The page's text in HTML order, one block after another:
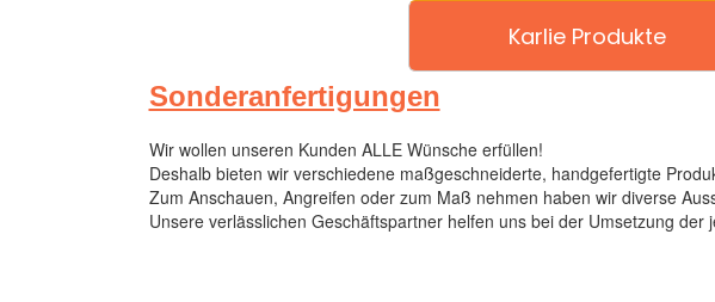
Karlie Produkte
Sonderanfertigungen
Wir wollen unseren Kunden ALLE Wünsche erfüllen!
Deshalb bieten wir verschiedene maßgeschneiderte, handgefertigte
Zum Anschauen, Angreifen oder zum Maß nehmen haben wir diverse
Unsere verlässlichen Geschäftspartner helfen uns bei der Umsetzung der